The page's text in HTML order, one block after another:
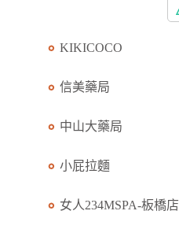
KIKICOCO
信美藥局
中山大藥局
小屁拉麵
女人234MSPA-板橋店